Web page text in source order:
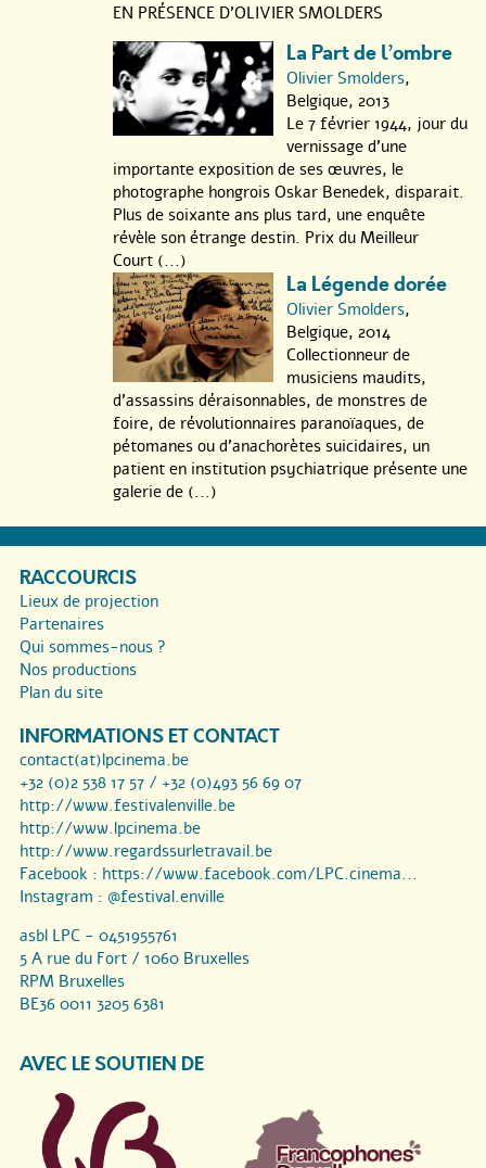
EN PRÉSENCE D’OLIVIER SMOLDERS
La Part de l’ombre
Olivier Smolders,
Belgique, 2013
Le 7 février 1944, jour du
vernissage d’une
importante exposition de ses œuvres, le
photographe hongrois Oskar Benedek, disparait.
Plus de soixante ans plus tard, une enquête
révèle son étrange destin. Prix du Meilleur
Court (...)
La Légende dorée
Olivier Smolders,
Belgique, 2014
Collectionneur de
musiciens maudits,
d’assassins déraisonnables, de monstres de
foire, de révolutionnaires paranoïaques, de
pétomanes ou d’anachorètes suicidaires, un
patient en institution psychiatrique présente une
galerie de (...)
RACCOURCIS
Lieux de projection
Partenaires
Qui sommes-nous ?
Nos productions
Plan du site
INFORMATIONS ET CONTACT
contact(at)lpcinema.be
+32 (0)2 538 17 57 / +32 (0)493 56 69 07
http://www.festivalenville.be
http://www.lpcinema.be
http://www.regardssurletravail.be
Facebook : https://www.facebook.com/LPC.cinema...
Instagram : @festival.enville
asbl LPC - 0451955761
5 A rue du Fort / 1060 Bruxelles
RPM Bruxelles
BE36 0011 3205 6381
AVEC LE SOUTIEN DE